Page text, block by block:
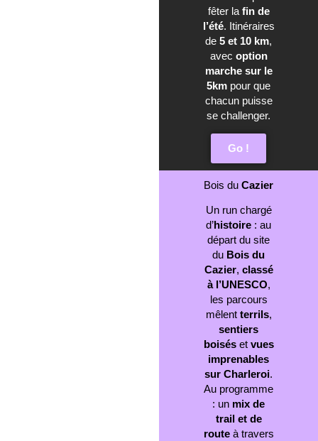
fêter la fin de
l’été. Itinéraires
de 5 et 10 km,
avec option
marche sur le
5km pour que
chacun puisse
se challenger.
Go !
Bois du Cazier
Un run chargé
d’histoire : au
départ du site
du Bois du
Cazier, classé
à l’UNESCO,
les parcours
mêlent terrils,
sentiers
boiséset vues
imprenables
sur Charleroi.
Au programme
: un mix de
trail et de
routeà travers